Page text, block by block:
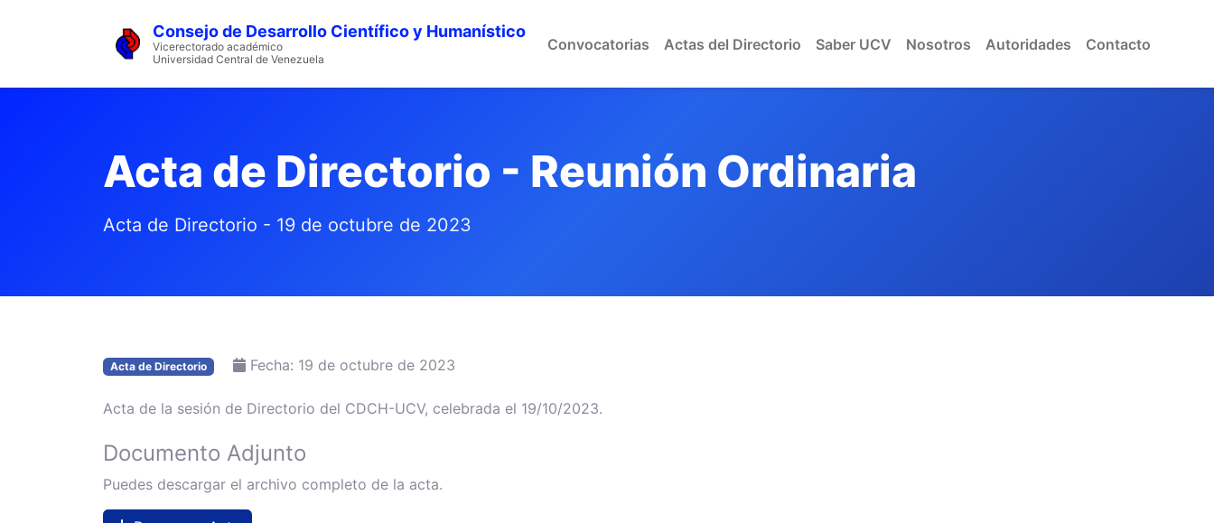
Consejo de Desarrollo Científico y Humanístico
Vicerectorado académico
Universidad Central de Venezuela
Convocatorias Actas del Directorio Saber UCV Nosotros Autoridades Contacto
Acta de Directorio - Reunión Ordinaria
Acta de Directorio - 19 de octubre de 2023
Acta de Directorio Fecha: 19 de octubre de 2023
Acta de la sesión de Directorio del CDCH-UCV, celebrada el 19/10/2023.
Documento Adjunto
Puedes descargar el archivo completo de la acta.